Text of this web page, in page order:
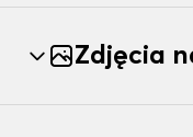
Zdjęcia